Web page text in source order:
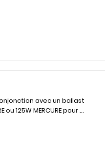
avec un ballast
125W MERCURE pour ...